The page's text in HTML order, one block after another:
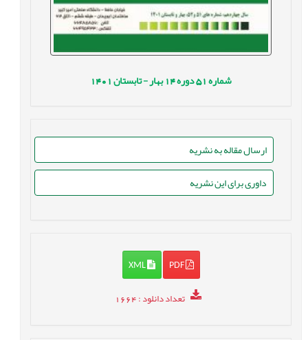
شماره51 دوره14 بهار - تابستان1401
ارسال مقاله به نشریه
داوری برای این نشریه
PDF
XML
تعداد دانلود: 1664